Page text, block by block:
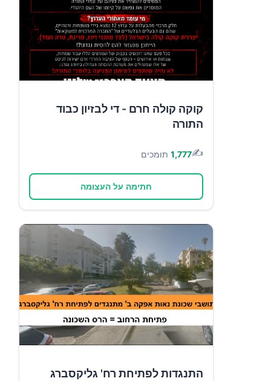
קוקה קולה חרם - די לבזיון כבוד
התורה
✍️
1,777 תומכים
חתימה על העצומה
התנגדות לפתיחת רח' גליקסברג